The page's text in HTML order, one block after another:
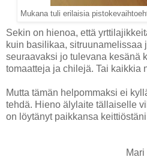
Mukana tuli erilaisia
Sekin on hienoa, että
kuin basilikaa, sitruunamelissaa
seuraavaksi jo tulevana kesänä
tomaatteja ja chilejä. Tai kaikkia
Mutta tämän helpommaksi ei
tehdä. Hieno älylaite tällaiselle
on löytänyt paikkansa
Mari